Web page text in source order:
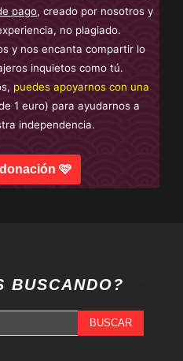
pago, creado por nosotros y
no plagiado.
y nos encanta compartir lo
inquietos como tú.
puedes apoyarnos con una
1 euro) para ayudarnos a
independencia.
🩷
BUSCANDO?
BUSCAR